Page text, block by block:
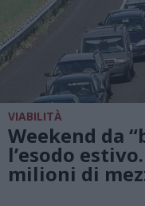
VIABILITÀ
Weekend da
l’esodo
milioni di